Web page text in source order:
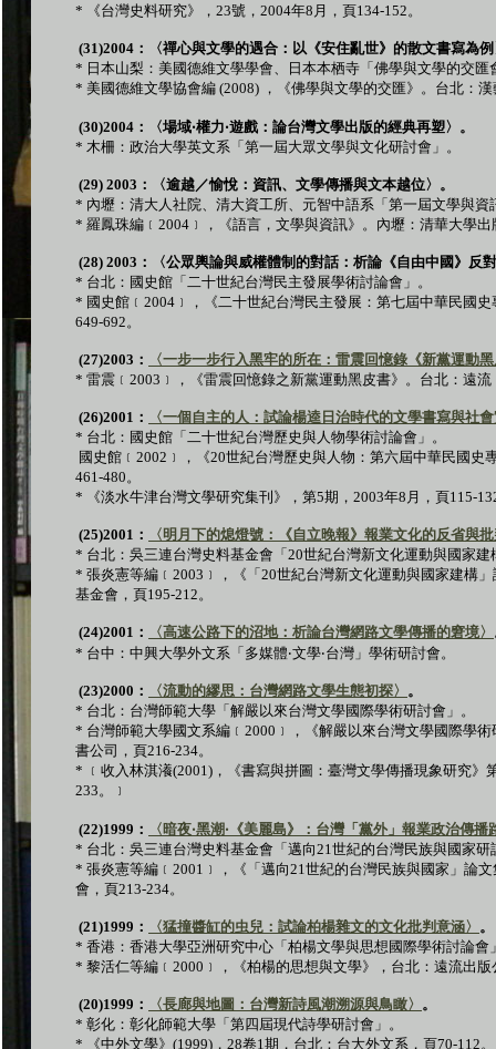
*
《台灣史料研究》， 23號， 2004年8 月，頁134-152。
(31)2004 ：〈禪心與文學的遇合：以《安住亂世》的散文書寫為
* 日本山梨：美國德維文學學會、日本本栖寺「佛學與文學的交匯
* 美國德維文學協會編 (2008) ，《佛學與文學的交匯》。台北：
(30)2004 ：〈場域‧權力‧遊戲：論台灣文學出版的經典再塑〉。
* 木柵：政治大學英文系「第一屆大眾文學與文化研討會」。
(29) 2003 ：〈逾越／愉悅：資訊、文學傳播與文本越位〉。
* 內壢：清大人社院、清大資工所、元智中語系「第一屆文學與資
* 羅鳳珠編﹝ 2004 ﹞，《語言，文學與資訊》。內壢：清華大學
(28) 2003 ：〈公眾輿論與威權體制的對話：析論《自由中國》反
* 台北：國史館「二十世紀台灣民主發展學術討論會」。
* 國史館﹝ 2004 ﹞，《二十世紀台灣民主發展：第七屆中華民國
649-692。
(27)2003 ：
〈一步一步行入黑牢的所在：雷震回憶錄《新黨運動
* 雷震﹝ 2003 ﹞，《雷震回憶錄之新黨運動黑皮書》。台北：遠流
(26)2001 ：
〈一個自主的人：試論楊逵日治時代的文學書寫與社
* 台北：國史館「二十世紀台灣歷史與人物學術討論會」。
國史館﹝ 2002 ﹞，《20世紀台灣歷史與人物：第六屆中華民國史
461-480。
*
《淡水牛津台灣文學研究集刊》，第5期， 2003年8 月，頁115-
(25)2001 ：
〈明月下的熄燈號：《自立晚報》報業文化的反省與
* 台北：吳三連台灣史料基金會「 20世紀台灣新文化運動與國家建
* 張炎憲等編﹝ 2003 ﹞，《「 20世紀台灣新文化運動與國家建構
基金會，頁195-212。
(24)2001 ： 〈高速公路下的沼地：析論台灣網路文學傳播的窘境〉
* 台中：中興大學外文系「多媒體‧文學‧台灣」學術研討會。
(23)2000 ： 〈流動的繆思：台灣網路文學生態初探〉 。
* 台北：台灣師範大學「解嚴以來台灣文學國際學術研討會」。
* 台灣師範大學國文系編﹝ 2000 ﹞，《解嚴以來台灣文學國際學
書公司，頁216-234。
* ﹝收入林淇瀁(2001) ，《書寫與拼圖：臺灣文學傳播現象研究》
233。﹞
(22)1999 ： 〈暗夜‧黑潮‧ 《美麗島》：台灣「黨外」報業政治傳播
* 台北：吳三連台灣史料基金會「邁向21世紀的台灣民族與國家研
* 張炎憲等編﹝ 2001 ﹞，《「邁向21世紀的台灣民族與國家」論
會，頁213-234。
(21)1999 ： 〈猛撞醬缸的虫兒：試論柏楊雜文的文化批判意涵〉 。
* 香港：香港大學亞洲研究中心「柏楊文學與思想國際學術討論會
* 黎活仁等編﹝ 2000 ﹞，《柏楊的思想與文學》，台北：遠流出
(20)1999 ： 〈長廊與地圖：台灣新詩風潮溯源與鳥瞰〉 。
* 彰化：彰化師範大學「第四屆現代詩學研討會」。
*
《中外文學》 (1999) ， 28卷1期，台北：台大外文系，頁70-112。